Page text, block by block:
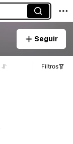
Seguir
Filtros